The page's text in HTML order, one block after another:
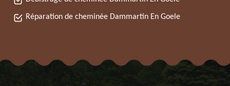
Réparation de cheminée Dammartin En Goele